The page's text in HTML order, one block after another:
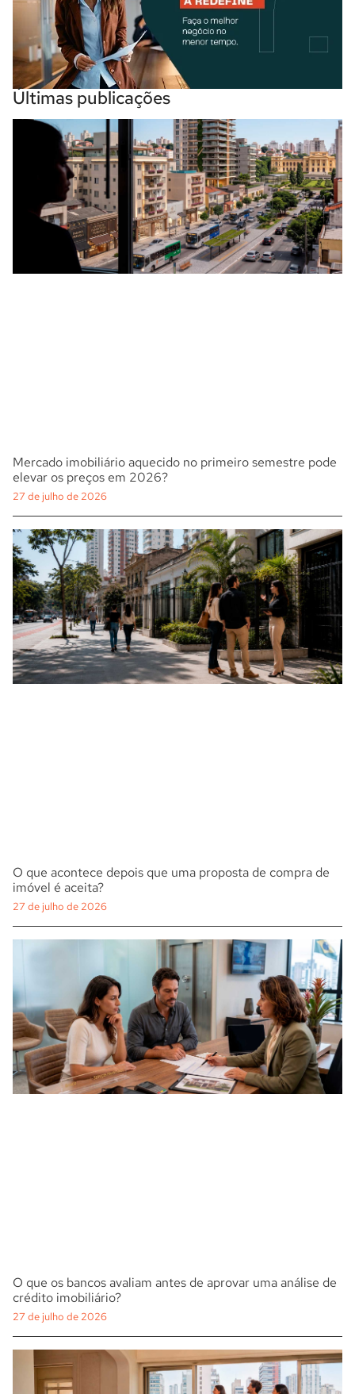
Últimas publicações
Mercado imobiliário aquecido no primeiro semestre pode
elevar os preços em 2026?
27 de julho de 2026
O que acontece depois que uma proposta de compra de
imóvel é aceita?
27 de julho de 2026
O que os bancos avaliam antes de aprovar uma análise de
crédito imobiliário?
27 de julho de 2026